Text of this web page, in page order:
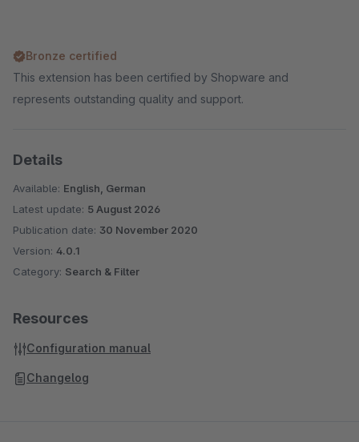
Bronze certified
This extension has been certified by Shopware and
represents outstanding quality and support.
Details
Available: English, German
Latest update: 5 August 2026
Publication date: 30 November 2020
Version: 4.0.1
Category: Search & Filter
Resources
Configuration manual
Changelog